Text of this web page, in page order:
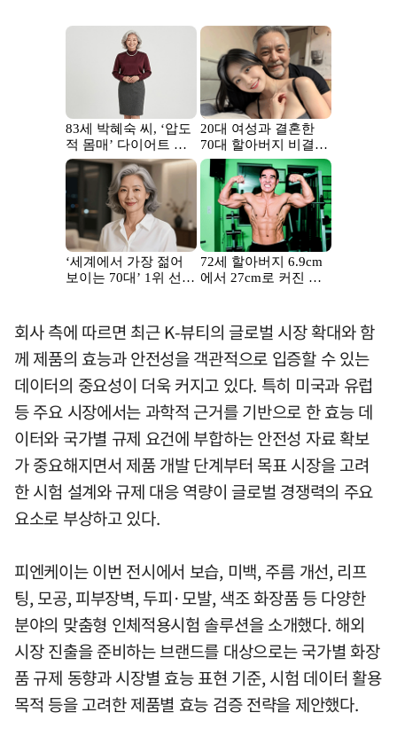
회사 측에 따르면 최근 K-뷰티의 글로벌 시장 확대와 함
께 제품의 효능과 안전성을 객관적으로 입증할 수 있는
데이터의 중요성이 더욱 커지고 있다. 특히 미국과 유럽
등 주요 시장에서는 과학적 근거를 기반으로 한 효능 데
이터와 국가별 규제 요건에 부합하는 안전성 자료 확보
가 중요해지면서 제품 개발 단계부터 목표 시장을 고려
한 시험 설계와 규제 대응 역량이 글로벌 경쟁력의 주요
요소로 부상하고 있다.
피엔케이는 이번 전시에서 보습, 미백, 주름 개선, 리프
팅, 모공, 피부장벽, 두피·모발, 색조 화장품 등 다양한
분야의 맞춤형 인체적용시험 솔루션을 소개했다. 해외
시장 진출을 준비하는 브랜드를 대상으로는 국가별 화장
품 규제 동향과 시장별 효능 표현 기준, 시험 데이터 활용
목적 등을 고려한 제품별 효능 검증 전략을 제안했다.